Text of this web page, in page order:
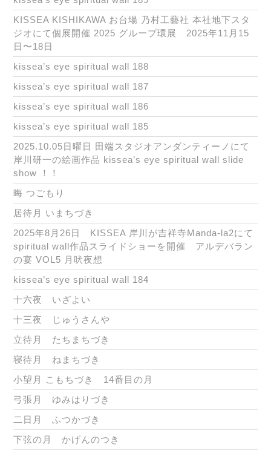
KISSEA KISHIKAWA お台場 乃村工藝社 本社地下スタ
ジオにて個展開催 2025 グループ環展 2025年11月15
日〜18日
kissea’s eye spiritual wall 188
kissea’s eye spiritual wall 187
kissea’s eye spiritual wall 186
kissea’s eye spiritual wall 185
2025.10.05日曜日 田端スタジオアンダンティーノにて
岸川研一の絵画作品 kissea’s eye spiritual wall slide
show ！！
晦 つごもり
居待月 いまちづき
2025年8月26日 KISSEA 岸川が吉祥寺Manda-la2にて
spiritual wall作品スライドショーを開催 アルデバラン
の宴 VOL5 月吠夜想
kissea’s eye spiritual wall 184
十六夜 いざよい
十三夜 じゅうさんや
立待月 たちまちづき
寝待月 ねまちづき
小望月 こもちづき 14番目の月
弓張月 ゆみはりづき
二日月 ふつかづき
下弦の月 かげんのつき